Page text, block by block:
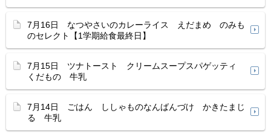
7月16日 なつやさいのカレーライス えだまめ のみも
のセレクト【1学期給食最終日】
7月15日 ツナトースト クリームスープスパゲッティ
くだもの 牛乳
7月14日 ごはん ししゃものなんばんづけ かきたまじ
る 牛乳